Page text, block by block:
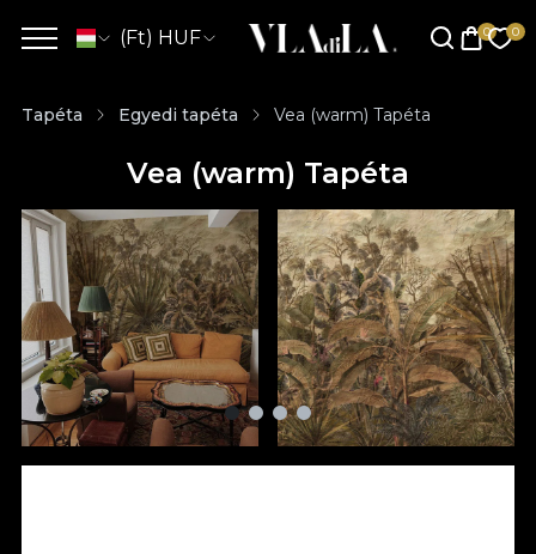
(Ft) HUF
Tapéta Egyedi tapéta Vea (warm) Tapéta
Vea (warm) Tapéta